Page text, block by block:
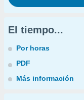
El tiempo...
Por horas
PDF
Más información